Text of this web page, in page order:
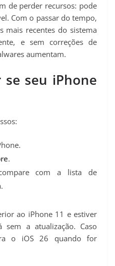
de perder recursos: pode
Com o passar do tempo,
mais recentes do sistema
e sem correções de
aumentam.
seu iPhone
.
com a lista de
ao iPhone 11 e estiver
a atualização. Caso
o iOS 26 quando for